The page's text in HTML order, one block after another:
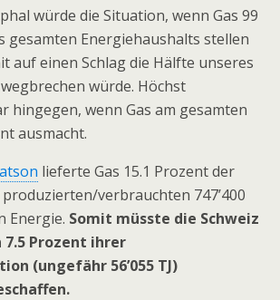
würde die Situation, wenn Gas 99
gesamten Energiehaushalts stellen
auf einen Schlag die Hälfte unseres
würde. Höchst
hingegen, wenn Gas am gesamten
ausmacht.
lieferte Gas 15.1 Prozent der
verbrauchten 747’400
Energie. Somit müsste die Schweiz
7.5 Prozent ihrer
(ungefähr 56’055 TJ)